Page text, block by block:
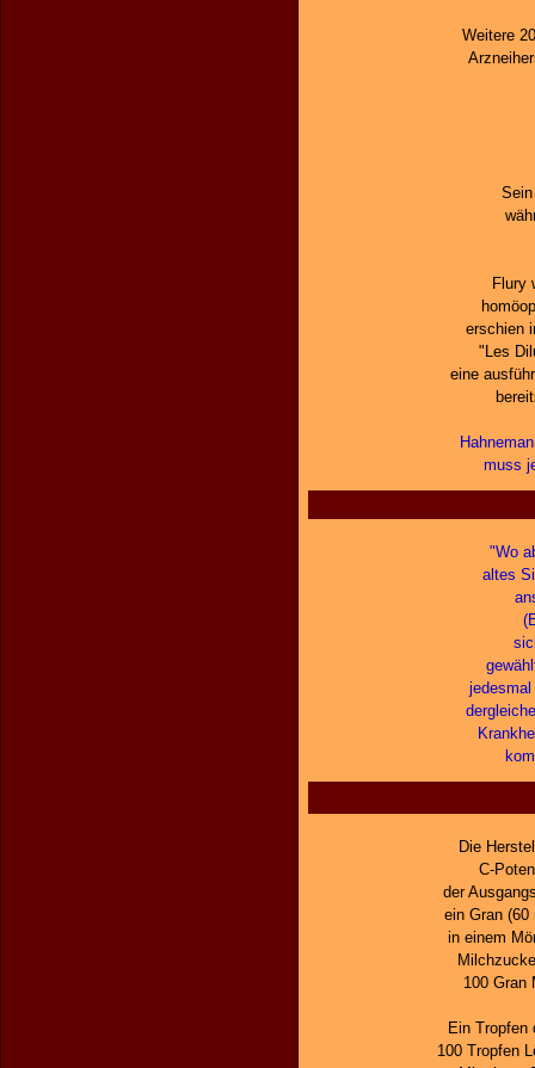
Weitere
Flury
erschien
"Les
eine
muss
"Wo
altes
Die
C-
der
ein Gran (60
in einem
100 Gran
Ein Tropfen
100 Tropfen